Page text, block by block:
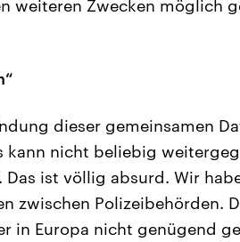
weiteren Zwecken möglich
dieser gemeinsamen
kann nicht beliebig
Das ist völlig absurd. Wir
zwischen Polizeibehörden.
in Europa nicht genügend